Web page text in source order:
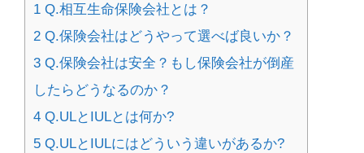
1 Q.相互生命保険会社とは？
2 Q.保険会社はどうやって選べば良いか？
3 Q.保険会社は安全？もし保険会社が倒産
したらどうなるのか？
4 Q.ULとIULとは何か?
5 Q.ULとIULにはどういう違いがあるか?